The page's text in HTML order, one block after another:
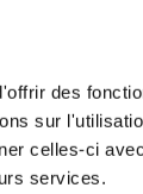
des
sur
celles-ci
services.